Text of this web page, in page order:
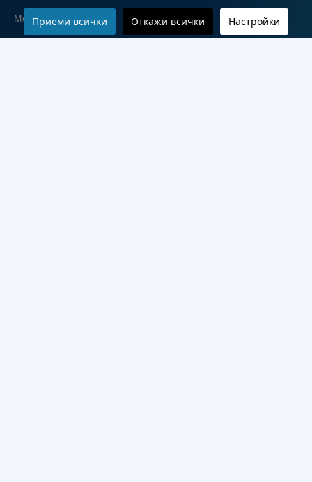
Медицински факултет
Приеми всички Откажи всички Настройки